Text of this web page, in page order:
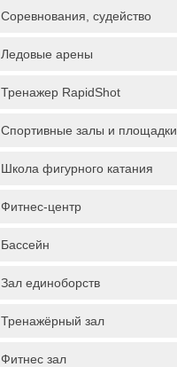
Соревнования, судейство
Ледовые арены
Тренажер RapidShot
Спортивные залы и площадки
Школа фигурного катания
Фитнес-центр
Бассейн
Зал единоборств
Тренажёрный зал
Фитнес зал